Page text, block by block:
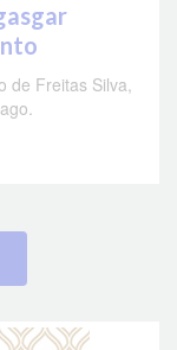
de Freitas Silva,